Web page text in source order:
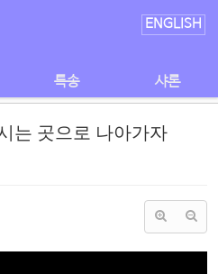
ENGLISH
특송 샤론
는 곳으로 나아가자